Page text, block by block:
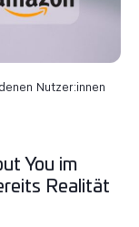
Nutzer:innen
You im
Realität